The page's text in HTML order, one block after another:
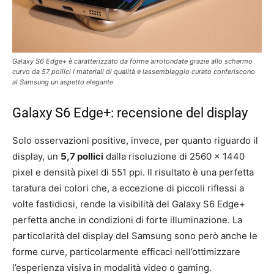
Galaxy S6 Edge+ è caratterizzato da forme arrotondate grazie allo schermo
curvo da 57 pollici I materiali di qualità e lassemblaggio curato conferiscono
al Samsung un aspetto elegante
Galaxy S6 Edge+: recensione del display
Solo osservazioni positive, invece, per quanto riguardo il
display, un 5,7 pollici dalla risoluzione di 2560 x 1440
pixel e densità pixel di 551 ppi. Il risultato è una perfetta
taratura dei colori che, a eccezione di piccoli riflessi a
volte fastidiosi, rende la visibilità del Galaxy S6 Edge+
perfetta anche in condizioni di forte illuminazione. La
particolarità del display del Samsung sono però anche le
forme curve, particolarmente efficaci nell’ottimizzare
l’esperienza visiva in modalità video o gaming.